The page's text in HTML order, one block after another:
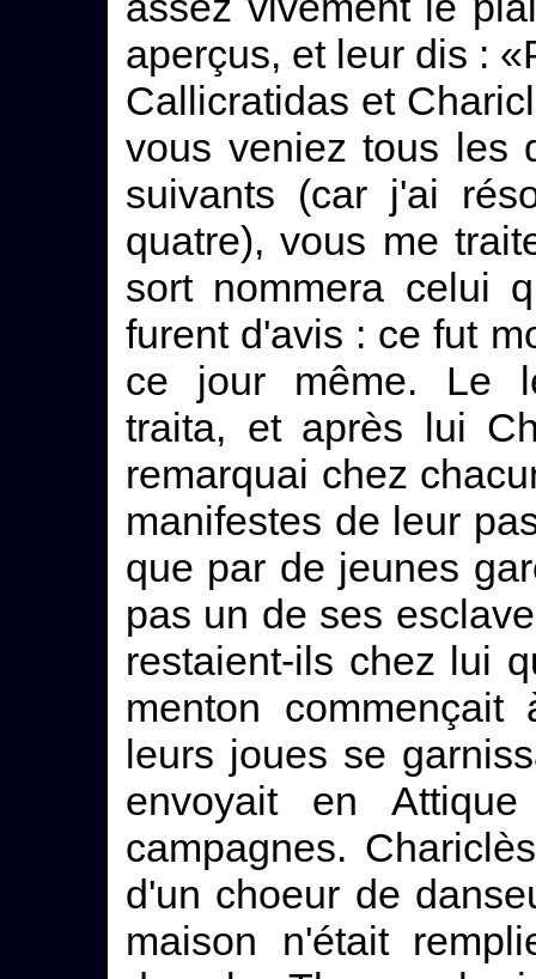
aperçus, et leur dis :
Callicratidas et
vous veniez tous les
suivants (car j'ai
quatre), vous me
sort nommera celui
furent d'avis : ce fut
ce jour même. Le
traita, et après lui
remarquai chez
manifestes de leur
que par de jeunes
pas un de ses
restaient-ils chez lui
menton
leurs joues se
envoyait en
campagnes.
d'un choeur de
maison n'était